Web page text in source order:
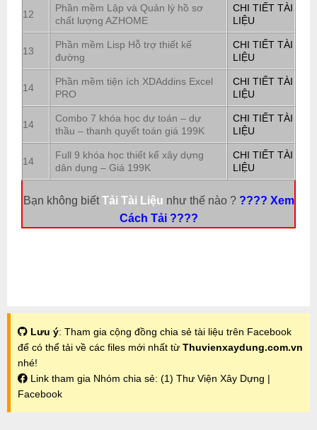
12
Phần mềm Lập và Quản lý hồ sơ
chất lượng AZHOME
CHI TIẾT TÀI
LIỆU
13
Phần mềm Lisp Hỗ trợ thiết kế
đường
CHI TIẾT TÀI
LIỆU
14
Phần mềm tiện ích XDAddins Excel
PRO
CHI TIẾT TÀI
LIỆU
14
Combo 7 khóa học dự toán – dự
thầu – thanh quyết toán giá 199K
CHI TIẾT TÀI
LIỆU
14
Full 9 khóa học thiết kế xây dựng
dân dụng – Giá 199K
CHI TIẾT TÀI
LIỆU
Bạn không biếtTải Tài Liệu như thế nào ? ???? Xem
Cách Tải ????
Lưu ý: Tham gia cộng đồng chia sẻ tài liệu trên Facebook
để có thể tải về các files mới nhất từ Thuvienxaydung.com.vn
nhé!
Link tham gia Nhóm chia sẻ: (1) Thư Viện Xây Dựng |
Facebook